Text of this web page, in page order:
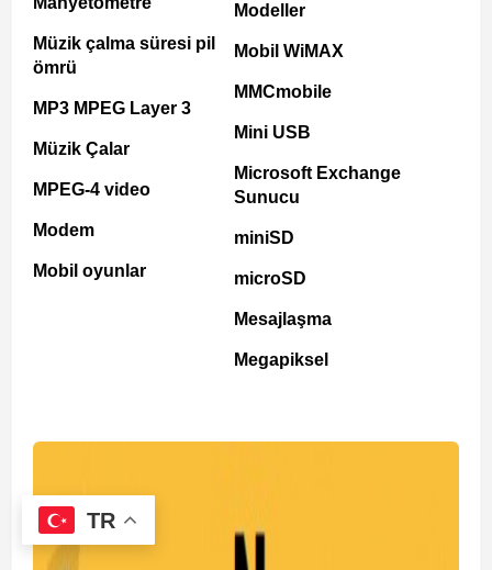
Müzik çalma süresi pil
ömrü
MP3 MPEG Layer 3
Müzik Çalar
MPEG-4 video
Modem
Mobil oyunlar
Modeller
Mobil WiMAX
MMCmobile
Mini USB
Microsoft Exchange
Sunucu
miniSD
microSD
Mesajlaşma
Megapiksel
TR